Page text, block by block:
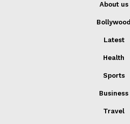
About us
Bollywood
Latest
Health
Sports
Business
Travel